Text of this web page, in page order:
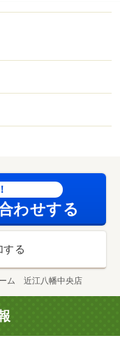
わせする
する
ーム 近江八幡中央店